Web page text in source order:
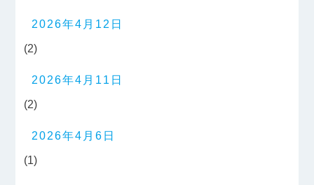
2026年4月12日
(2)
2026年4月11日
(2)
2026年4月6日
(1)